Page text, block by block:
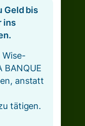
Geld bis
ins
Wise-
BANQUE
anstatt
tätigen.